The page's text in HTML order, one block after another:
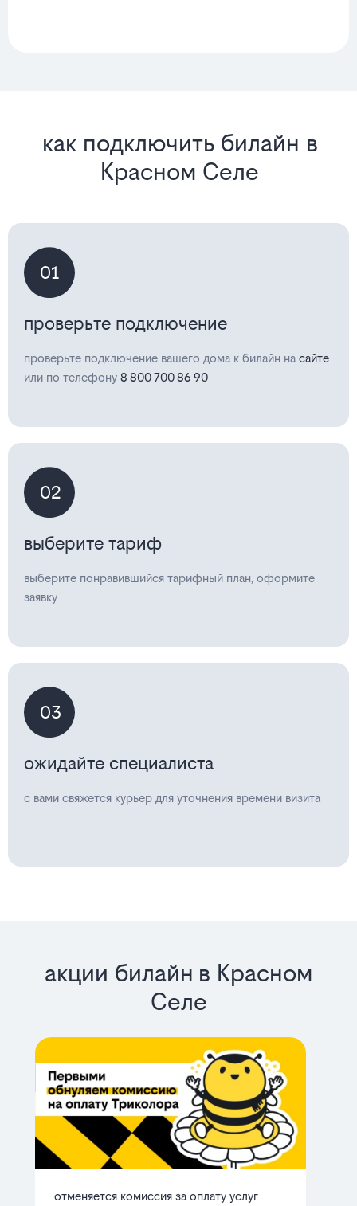
как подключить билайн в
Красном Селе
01
проверьте подключение
проверьте подключение вашего дома к билайн на сайте
или по телефону 8 800 700 86 90
02
выберите тариф
выберите понравившийся тарифный план, оформите
заявку
03
ожидайте специалиста
с вами свяжется курьер для уточнения времени визита
акции билайн в Красном
Селе
отменяется комиссия за оплату услуг